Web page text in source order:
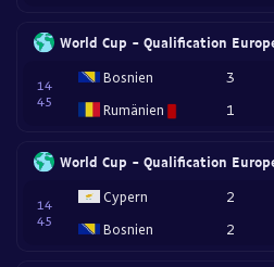
World Cup - Qualification
14
45
Bosnien
Rumänien
3
1
World Cup - Qualification
14
45
Cypern
Bosnien
2
2